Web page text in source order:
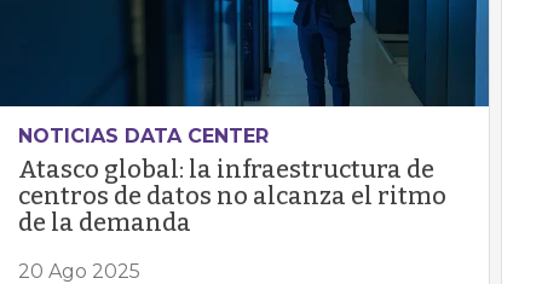
NOTICIAS DATA CENTER
Atasco global: la infraestructura de
centros de datos no alcanza el ritmo
de la demanda
20 Ago 2025